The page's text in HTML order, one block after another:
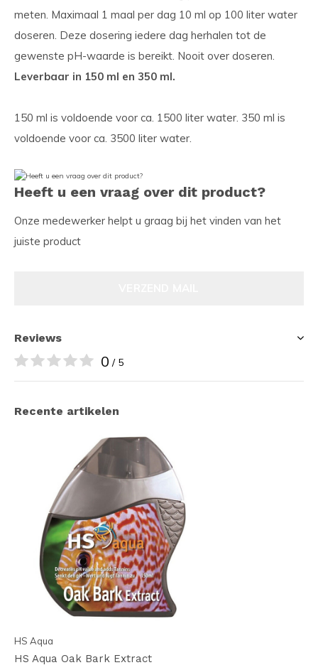
meten. Maximaal 1 maal per dag 10 ml op 100 liter water
doseren. Deze dosering iedere dag herhalen tot de
gewenste pH-waarde is bereikt. Nooit over doseren.
Leverbaar in 150 ml en 350 ml.
150 ml is voldoende voor ca. 1500 liter water. 350 ml is
voldoende voor ca. 3500 liter water.
Heeft u een vraag over dit product?
Onze medewerker helpt u graag bij het vinden van het
juiste product
Reviews
0 / 5
Recente artikelen
HS Aqua
HS Aqua Oak Bark Extract